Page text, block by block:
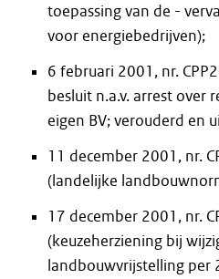
toepassing van de -
voor energiebedrijven);
6 februari 2001, nr.
besluit n.a.v. arrest over
eigen BV; verouderd en
11 december 2001, nr.
(landelijke
17 december 2001, nr.
(keuzeherziening bij
landbouwvrijstelling per